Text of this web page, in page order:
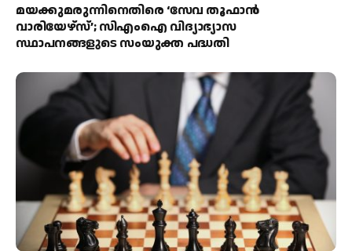
മയക്കുമരുന്നിനെതിരെ ‘സേവ തൂഫാൻ
വാരിയേഴ്‌സ്’; സിഎംഐ വിദ്യാഭ്യാസ
സ്ഥാപനങ്ങളുടെ സംയുക്ത പദ്ധതി